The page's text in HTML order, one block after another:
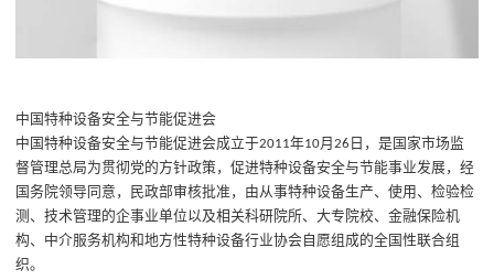
中国特种设备安全与节能促进会
中国特种设备安全与节能促进会成立于2011年10月26 日，是 国家市场监
督管理总局为贯彻党的方针政策，促进特种设备安全与节能事业发展，经
国务院领导同意，民政部审核批准，由从事特种设备生产、使用、检验检
测、技术管理的企事业单位以及相关科研院所、大专院校、金融保险机
构、中介服务机构和地方性特种设备行业协会自愿组成的全国性联合组
织。